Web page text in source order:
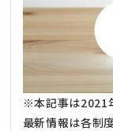
※本記事は2021
最新情報は各制